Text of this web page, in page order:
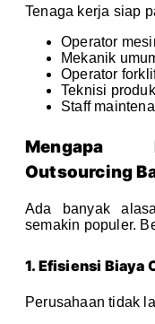
Tenaga kerja siap
Operator
Mekanik
Operator
Teknisi
Staff
Mengapa
Outsourcing
Ada banyak
semakin populer.
1. Efisiensi Biaya
Perusahaan tidak